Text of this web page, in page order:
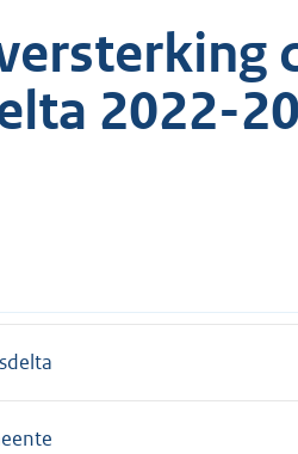
2022-